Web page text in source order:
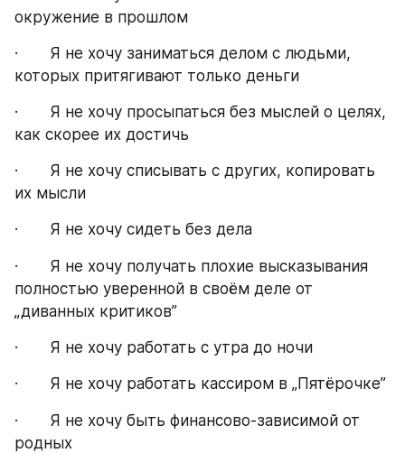
окружение в прошлом
·       Я не хочу заниматься делом с людьми,
которых притягивают только деньги
·       Я не хочу просыпаться без мыслей о целях,
как скорее их достичь
·       Я не хочу списывать с других, копировать
их мысли
·       Я не хочу сидеть без дела
·       Я не хочу получать плохие высказывания
полностью уверенной в своём деле от
„диванных критиков”
·       Я не хочу работать с утра до ночи
·       Я не хочу работать кассиром в „Пятёрочке”
·       Я не хочу быть финансово-зависимой от
родных